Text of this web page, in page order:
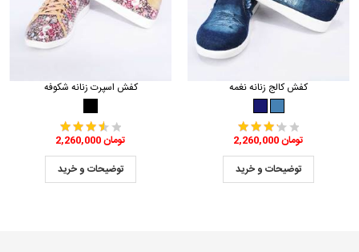
کفش اسپرت زنانه شکوفه
2,260,000 تومان
توضیحات و خرید
کفش کالج زنانه نغمه
2,260,000 تومان
توضیحات و خرید